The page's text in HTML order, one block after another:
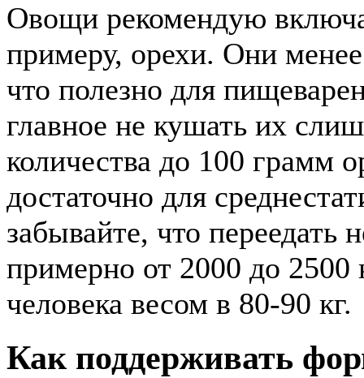
Овощи рекомендую
примеру, орехи. Они
что полезно для
главное не кушать их
количества до 100 грамм
достаточно для
забывайте, что переедать
примерно от 2000 до 2500
человека весом в 80-90 кг.
Как поддерживать